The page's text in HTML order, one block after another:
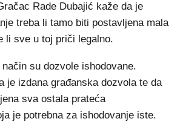
Rade Dubajić kaže da je
treba li tamo biti postavljena mala
li sve u toj priči legalno.
su dozvole ishodovane.
je izdana građanska dozvola te da
sva ostala prateća
je potrebna za ishodovanje iste.